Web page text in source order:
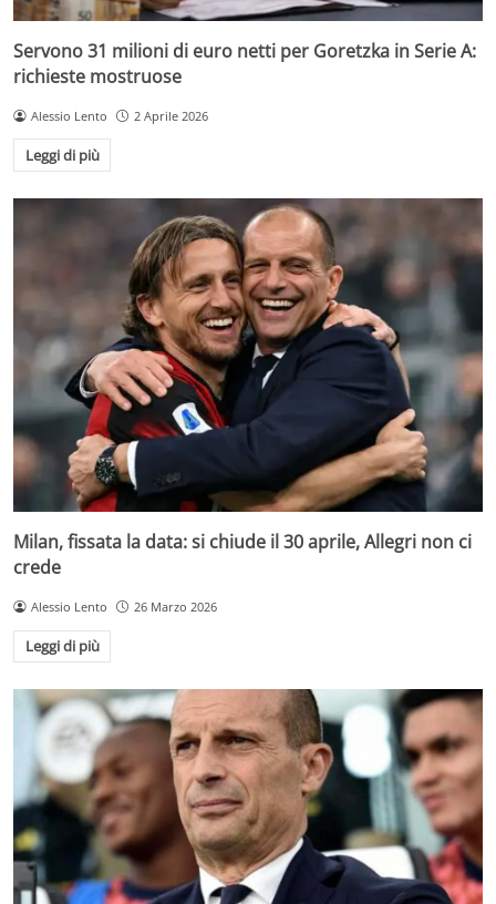
Servono 31 milioni di euro netti per Goretzka in Serie A:
richieste mostruose
Alessio Lento 2 Aprile 2026
Leggi di più
Milan, fissata la data: si chiude il 30 aprile, Allegri non ci
crede
Alessio Lento 26 Marzo 2026
Leggi di più